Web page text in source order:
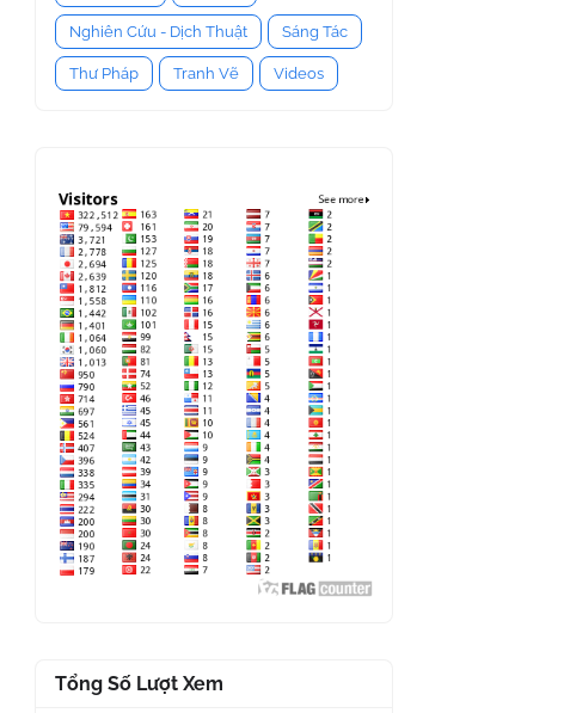
Nghiên Cứu - Dịch Thuật Sáng Tác
Thư Pháp Tranh Vẽ Videos
Tổng Số Lượt Xem